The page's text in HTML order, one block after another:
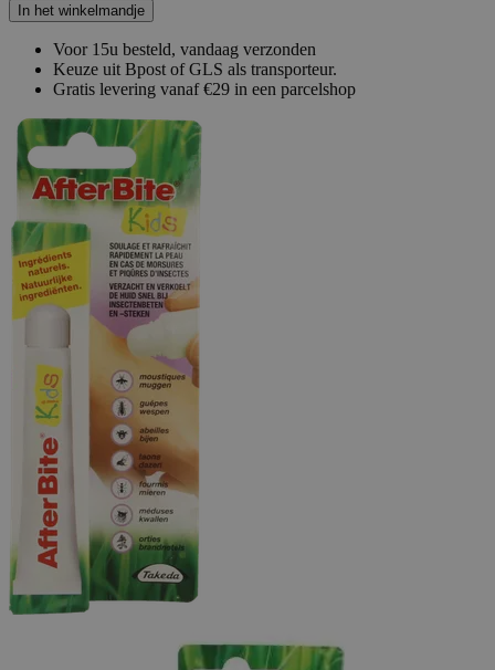
In het winkelmandje
Voor 15u besteld, vandaag verzonden
Keuze uit Bpost of GLS als transporteur.
Gratis levering vanaf €29 in een parcelshop